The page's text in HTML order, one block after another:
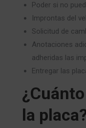
Poder si no
Improntas del
Solicitud de
Anotaciones
adheridas las
Entregar las
la